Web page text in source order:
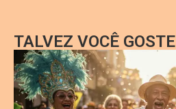
TALVEZ VOCÊ GOSTE